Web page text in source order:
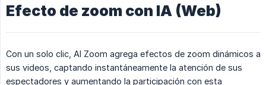
Efecto de zoom con IA (Web)
Con un solo clic, AI Zoom agrega efectos de zoom dinámicos a
sus videos, captando instantáneamente la atención de sus
espectadores y aumentando la participación con esta